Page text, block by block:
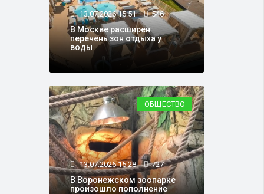
13.07.2026 15:51 546
В Москве расширен
перечень зон отдыха у
воды
ОБЩЕСТВО
13.07.2026 15:28 727
В Воронежском зоопарке
произошло пополнение